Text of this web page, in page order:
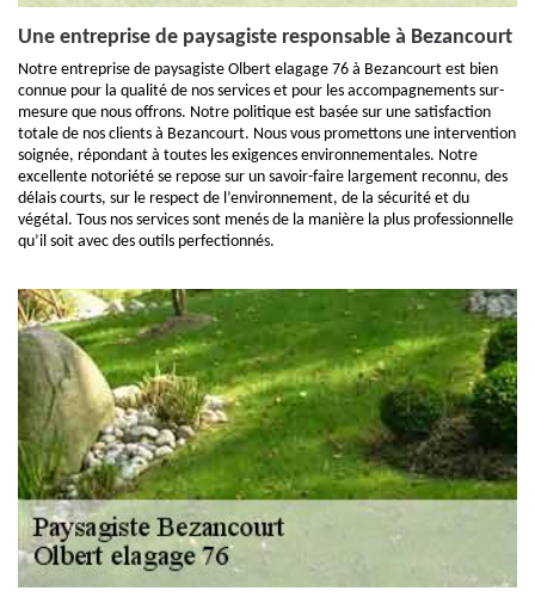
Une entreprise de paysagiste responsable à Bezancourt
Notre entreprise de paysagiste Olbert elagage 76 à Bezancourt est bien
connue pour la qualité de nos services et pour les accompagnements sur-
mesure que nous offrons. Notre politique est basée sur une satisfaction
totale de nos clients à Bezancourt. Nous vous promettons une intervention
soignée, répondant à toutes les exigences environnementales. Notre
excellente notoriété se repose sur un savoir-faire largement reconnu, des
délais courts, sur le respect de l’environnement, de la sécurité et du
végétal. Tous nos services sont menés de la manière la plus professionnelle
qu’il soit avec des outils perfectionnés.